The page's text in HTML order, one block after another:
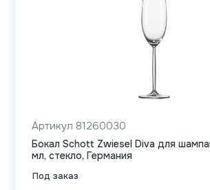
Под заказ
Артикул 81260030
Бокал Schott Zwiesel Diva для
мл, стекло, Германия